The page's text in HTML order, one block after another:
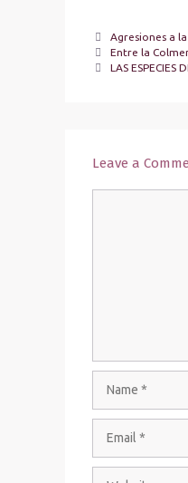
Agresiones a
Entre la
LAS ESPECIES
Leave a